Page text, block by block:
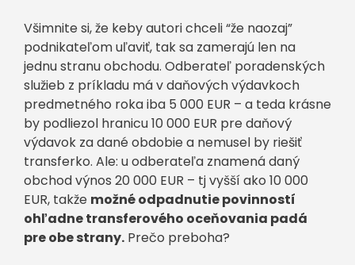
Všimnite si, že keby autori chceli “že naozaj”
podnikateľom uľaviť, tak sa zamerajú len na
jednu stranu obchodu. Odberateľ poradenských
služieb z príkladu má v daňových výdavkoch
predmetného roka iba 5 000 EUR – a teda krásne
by podliezol hranicu 10 000 EUR pre daňový
výdavok za dané obdobie a nemusel by riešiť
transferko. Ale: u odberateľa znamená daný
obchod výnos 20 000 EUR – tj vyšší ako 10 000
EUR, takže možné odpadnutie povinností
ohľadne transferového oceňovania padá
pre obe strany. Prečo preboha?